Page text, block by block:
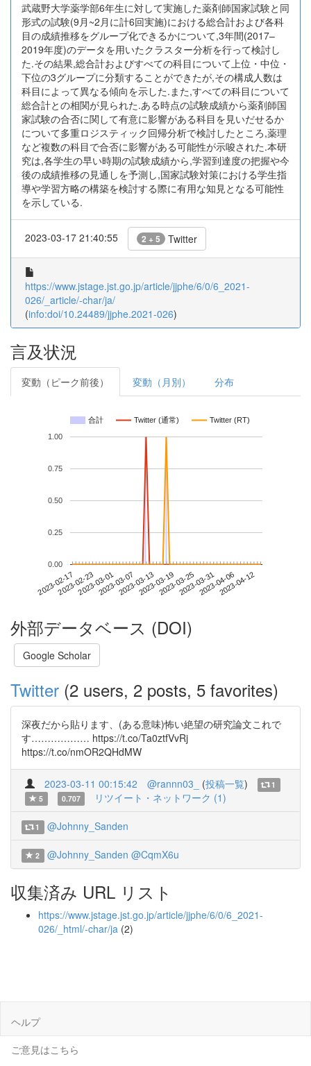
武蔵野大学薬学部6年生に対して実施した薬剤師国家試験と同
形式の試験(9月~2月に計6回実施)における総合計および各科
目の成績推移をグループ化できるかについて,3年間(2017–
2019年度)のデータを用いたクラスター分析を行って検討し
た.その結果,総合計およびすべての科目について上位・中位・
下位の3グループに分類することができたが,その構成人数は
科目によって異なる傾向を示した.また,すべての科目について
総合計との相関が見られた.ある時点の試験成績から薬剤師国
家試験の合否に関して有意に影響がある科目を見いだせるか
について多重ロジスティック回帰分析で検討したところ,薬理
など複数の科目で合否に影響がある可能性が示唆された.本研
究は,各学生の早い時期の試験成績から,学習到達度の把握や今
後の成績推移の見通しを予測し,国家試験対策における学生指
導や学習方略の構築を検討する際に有用な知見となる可能性
を示している.
2023-03-17 21:40:55 2 + 5 Twitter
https://www.jstage.jst.go.jp/article/jjphe/6/0/6_2021-
026/_article/-char/ja/
(info:doi/10.24489/jjphe.2021-026)
言及状況
変動（ピーク前後） 変動（月別） 分布
合計 Twitter (通常) Twitter (RT)
2023-02-172023-02-232023-03-012023-03-072023-03-132023-03-192023-03-252023-03-312023-04-062023-04-12
0.00
0.25
0.50
0.75
1.00
外部データベース (DOI)
Google Scholar
Twitter (2 users, 2 posts, 5 favorites)
深夜だから貼ります、(ある意味)怖い絶望の研究論文これで
す……………… https://t.co/Ta0ztfVvRj
https://t.co/nmOR2QHdMW
2023-03-11 00:15:42 @rannn03_ (投稿一覧)
1
5
0.707 リツイート・ネットワーク (1)
1 @Johnny_Sanden
2 @Johnny_Sanden @CqmX6u
収集済み URL リスト
https://www.jstage.jst.go.jp/article/jjphe/6/0/6_2021-
026/_html/-char/ja (2)
ヘルプ
ご意見はこちら